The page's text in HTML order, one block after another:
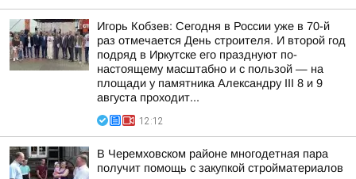
Игорь Кобзев: Сегодня в России уже в 70-й
раз отмечается День строителя. И второй год
подряд в Иркутске его празднуют по-
настоящему масштабно и с пользой — на
площади у памятника Александру III 8 и 9
августа проходит...
12:12
В Черемховском районе многодетная пара
получит помощь с закупкой стройматериалов